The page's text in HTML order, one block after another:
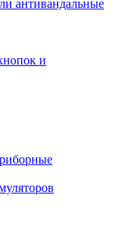
антивандальные
и